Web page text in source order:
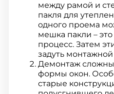
между рамой и
пакля для
одного проема
мешка пакли –
процесс. Затем
задуть
Демонтаж
формы окон.
старые